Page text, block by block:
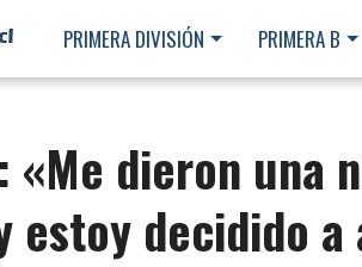
PRIMERA DIVISIÓN PRIMERA B
«Me dieron una
estoy decidido